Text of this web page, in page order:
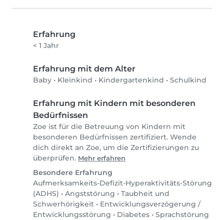
Erfahrung
< 1 Jahr
Erfahrung mit dem Alter
Baby • Kleinkind • Kindergartenkind • Schulkind
Erfahrung mit Kindern mit besonderen
Bedürfnissen
Zoe ist für die Betreuung von Kindern mit
besonderen Bedürfnissen zertifiziert. Wende
dich direkt an Zoe, um die Zertifizierungen zu
überprüfen. Mehr erfahren
Besondere Erfahrung
Aufmerksamkeits-Defizit-Hyperaktivitäts-Störung
(ADHS) • Angststörung • Taubheit und
Schwerhörigkeit • Entwicklungsverzögerung /
Entwicklungsstörung • Diabetes • Sprachstörung